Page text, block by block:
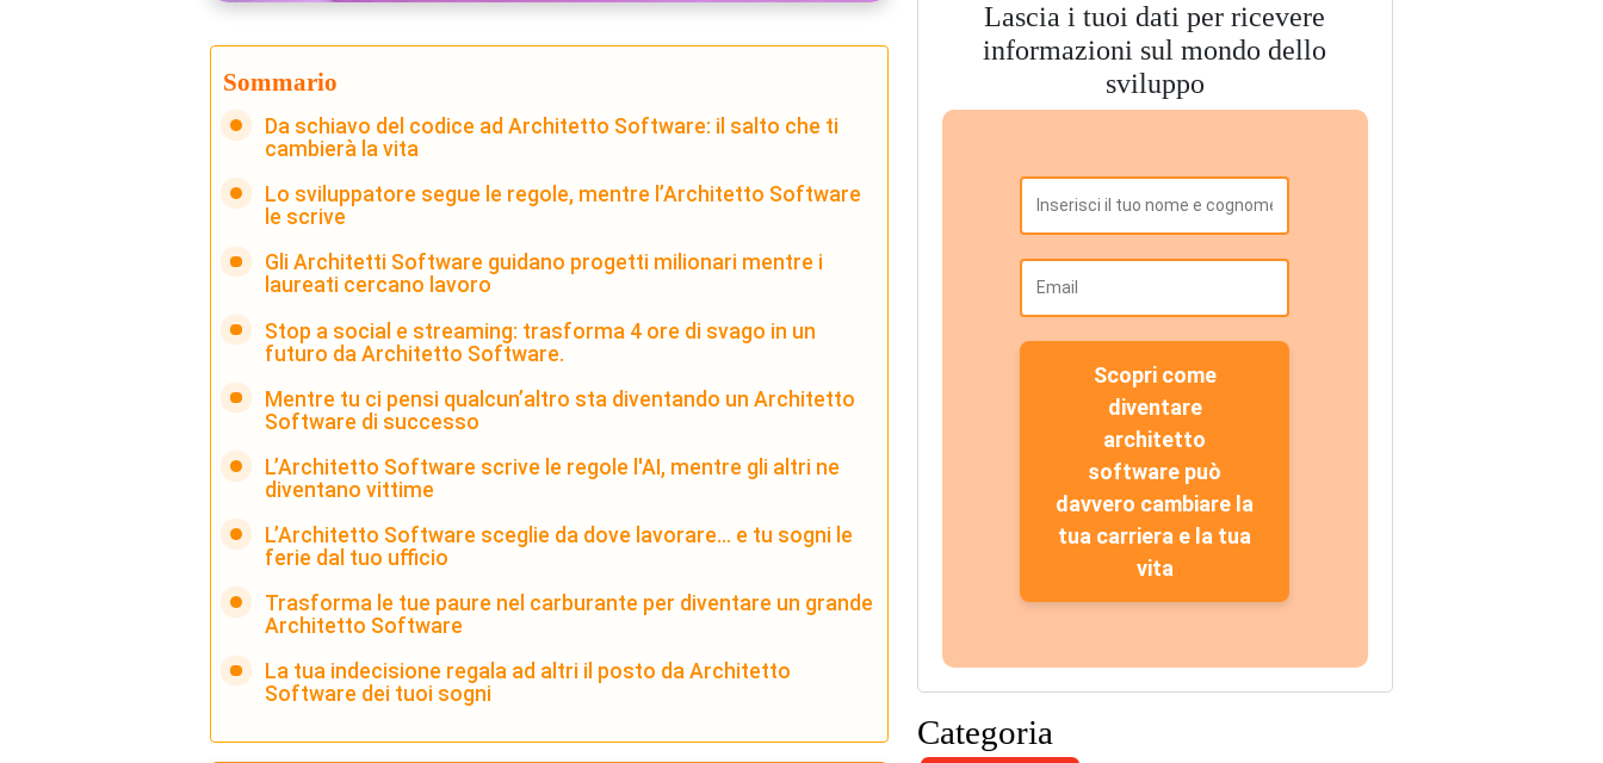
Sommario
Da schiavo del codice ad Architetto Software: il salto che ti
cambierà la vita
Lo sviluppatore segue le regole, mentre l’Architetto Software
le scrive
Gli Architetti Software guidano progetti milionari mentre i
laureati cercano lavoro
Stop a social e streaming: trasforma 4 ore di svago in un
futuro da Architetto Software.
Mentre tu ci pensi qualcun’altro sta diventando un Architetto
Software di successo
L’Architetto Software scrive le regole l'AI, mentre gli altri ne
diventano vittime
L’Architetto Software sceglie da dove lavorare… e tu sogni le
ferie dal tuo ufficio
Trasforma le tue paure nel carburante per diventare un grande
Architetto Software
La tua indecisione regala ad altri il posto da Architetto
Software dei tuoi sogni
Lascia i tuoi dati per ricevere
informazioni sul mondo dello
sviluppo
Scopri come
diventare
architetto
software può
davvero cambiare la
tua carriera e la tua
vita
Categoria